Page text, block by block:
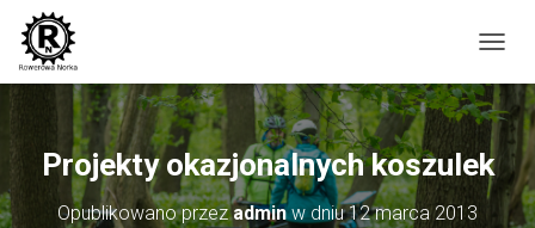
R
Z
E
Ą
Z
Projekty okazjonalnych koszulek
Opublikowano przezadminw dniu12 marca 2013